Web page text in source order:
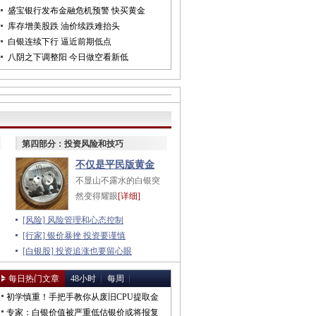
盛宝银行发布金融危机预警 快买黄金
库存增美股跌 油价续跌难抬头
白银连续下行 逼近前期低点
八阴之下调整阳 今日做空看新低
第四部分：投资风险和技巧
不仅是平民版黄金
不显山不露水的白银突
然变得耀眼[详细]
[风险] 风险管理和心态控制
[行家] 银价暴挫 投资要谨慎
[白银股] 投资追涨也要留心眼
每日热门文章 48小时
每周
初学慎重！手把手教你从废旧CPU提取金
银
专家：白银价值被严重低估银价或将报复